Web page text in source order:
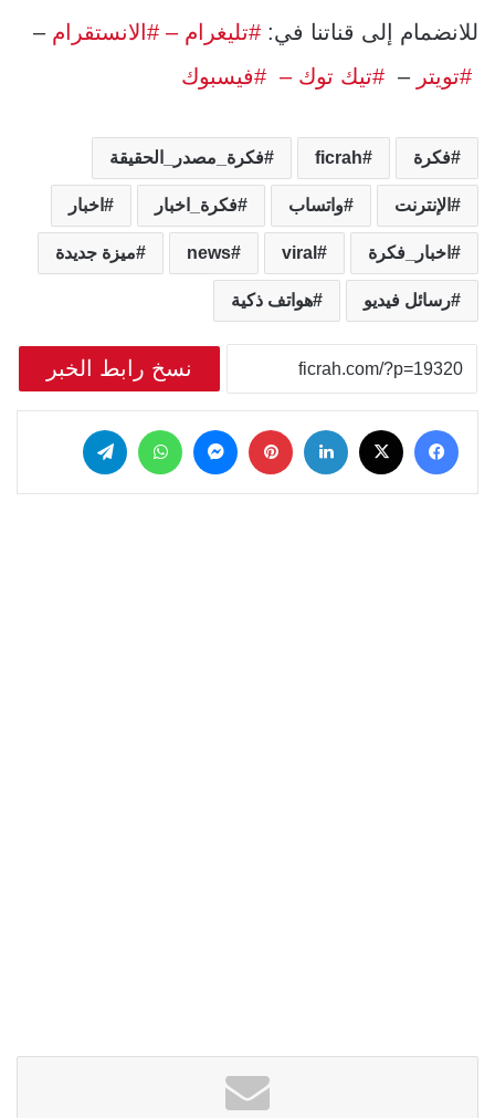
للانضمام إلى قناتنا في: #تليغرام– #الانستقرام –
#تويتر – #تيك توك – #فيسبوك
فكرة ficrah فكرة_مصدر_الحقيقة
الإنترنت واتساب فكرة_اخبار اخبار
اخبار_فكرة viral
news ميزة جديدة
رسائل فيديو هواتف ذكية
نسخ رابط الخبر
فيسبوك لينكدإن بينتيريست
ماسنجر واتساب